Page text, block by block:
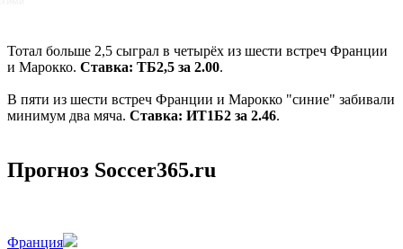
Тотал больше 2,5 сыграл в четырёх из шести встреч Франции
и Марокко. Ставка: ТБ2,5 за 2.00.
В пяти из шести встреч Франции и Марокко "синие" забивали
минимум два мяча. Ставка: ИТ1Б2 за 2.46.
Прогноз Soccer365.ru
Франция